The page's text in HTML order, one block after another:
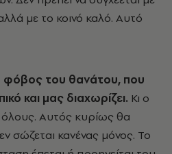
με το κοινό καλό. Αυτό
φόβος του θανάτου, που
και μας διαχωρίζει. Κι ο
όλους. Αυτός κυρίως θα
σώζεται κανένας μόνος. Το